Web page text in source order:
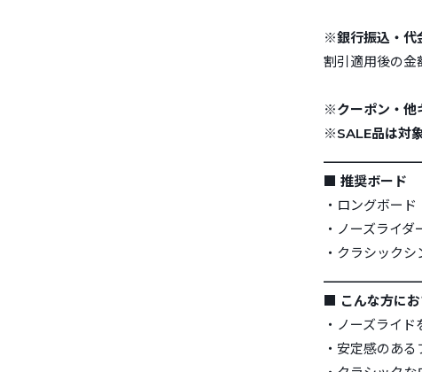
※銀行振込・代
割引適用後の金
※クーポン・他
※SALE品は対
■ 推奨ボード
・ロングボード
・ノーズライダ
・クラシック
■ こんな方に
・ノーズライ
・安定感のあ